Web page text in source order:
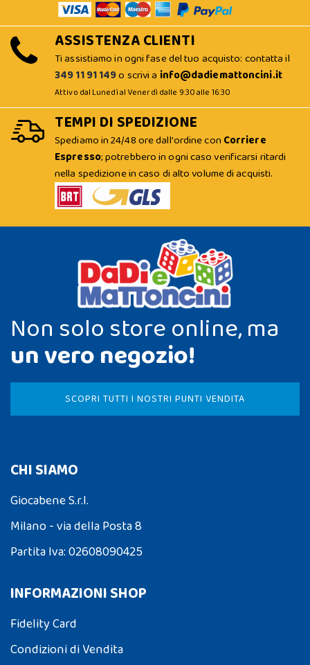
ASSISTENZA CLIENTI
Ti assistiamo in ogni fase del tuo acquisto: contatta il
349 11 91 149o scrivi a info@dadiemattoncini.it
Attivo dal Lunedì al Venerdì dalle 9:30 alle 16:30
TEMPI DI SPEDIZIONE
Spediamo in 24/48 ore dall'ordine con Corriere
Espresso; potrebbero in ogni caso verificarsi ritardi
nella spedizione in caso di alto volume di acquisti.
Non solo store online, ma
un vero negozio!
SCOPRI TUTTI I NOSTRI PUNTI VENDITA
CHI SIAMO
Giocabene S.r.l.
Milano - via della Posta 8
Partita Iva: 02608090425
INFORMAZIONI SHOP
Fidelity Card
Condizioni di Vendita